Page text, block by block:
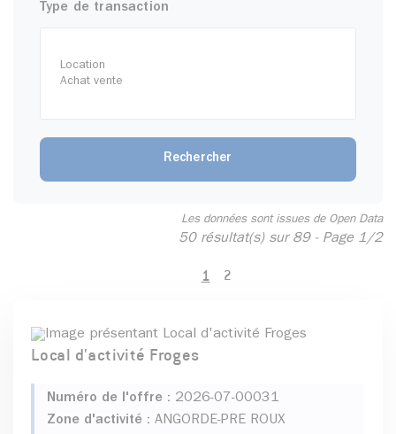
Type de transaction
Les données sont issues de Open Data
50 résultat(s) sur 89 - Page 1/2
1 2
Local d'activité Froges
Numéro de l'offre : 2026-07-00031
Zone d'activité : ANGORDE-PRE ROUX